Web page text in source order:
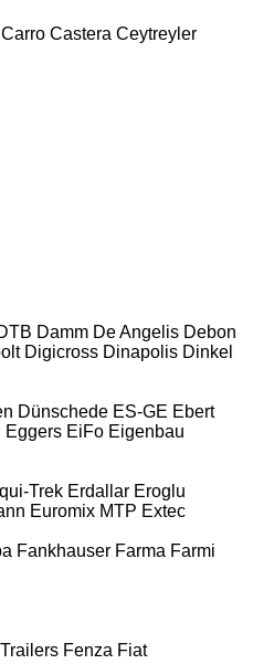
Carro Castera Ceytreyler
Damm De Angelis Debon
Digicross Dinapolis Dinkel
Dünschede ES-GE Ebert
Eggers EiFo Eigenbau
Trek Erdallar Eroglu
Euromix MTP Extec
Fankhauser Farma Farmi
Fenza Fiat